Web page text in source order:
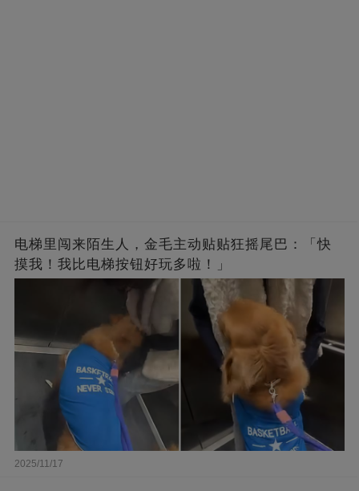
电梯里闯来陌生人，金毛主动贴贴狂摇尾巴：「快
摸我！我比电梯按钮好玩多啦！」
2025/11/17